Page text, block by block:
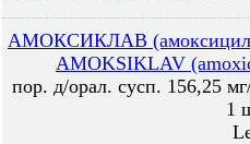
АМОКСИКЛАВ
AMOKSIKLAV
пор. д/орал. сусп. 156,25
1